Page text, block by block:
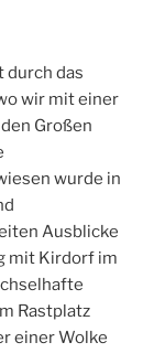
durch das
wir mit einer
Großen
wurde in
Ausblicke
mit Kirdorf im
Rastplatz
einer Wolke